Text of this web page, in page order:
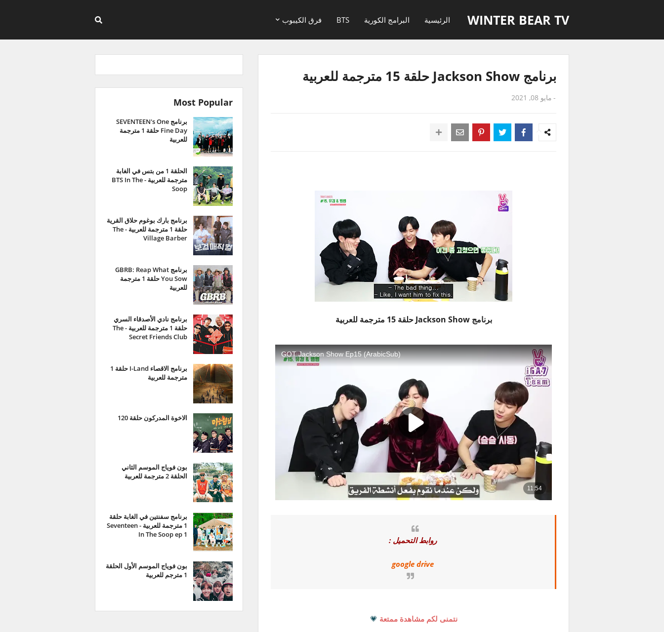
WINTER BEAR TV الرئيسية البرامج الكورية BTS فرق الكيبوب
برنامج Jackson Show حلقة 15 مترجمة للعربية
- مايو 08, 2021
برنامج Jackson Show حلقة 15 مترجمة للعربية
روابط التحميل :
google drive
نتمنى لكم مشاهدة ممتعة 💗
Most Popular
برنامج SEVENTEEN's One
Fine Day حلقة 1 مترجمة
للعربية
الحلقة 1 من بتس في الغابة
مترجمة للعربية - BTS In The
Soop
برنامج بارك بوغوم حلاق القرية
حلقة 1 مترجمة للعربية - The
Village Barber
برنامج GBRB: Reap What
You Sow حلقة 1 مترجمة
للعربية
برنامج نادي الأصدقاء السري
حلقة 1 مترجمة للعربية - The
Secret Friends Club
برنامج الاقصاء I-Land حلقة 1
مترجمة للعربية
الاخوة المدركون حلقة 120
بون فوياج الموسم الثاني
الحلقة 2 مترجمة للعربية
برنامج سفنتين في الغابة حلقة
1 مترجمة للعربية - Seventeen
In The Soop ep 1
بون فوياج الموسم الأول الحلقة
1 مترجم للعربية